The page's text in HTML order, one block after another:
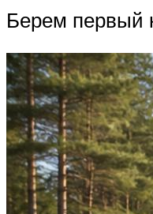
Берем первый